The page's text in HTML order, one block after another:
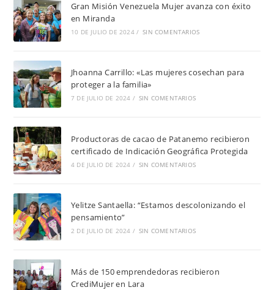
Gran Misión Venezuela Mujer avanza con éxito
en Miranda
10 DE JULIO DE 2024 / SIN COMENTARIOS
Jhoanna Carrillo: «Las mujeres cosechan para
proteger a la familia»
7 DE JULIO DE 2024 / SIN COMENTARIOS
Productoras de cacao de Patanemo recibieron
certificado de Indicación Geográfica Protegida
4 DE JULIO DE 2024 / SIN COMENTARIOS
Yelitze Santaella: “Estamos descolonizando el
pensamiento”
2 DE JULIO DE 2024 / SIN COMENTARIOS
Más de 150 emprendedoras recibieron
CrediMujer en Lara